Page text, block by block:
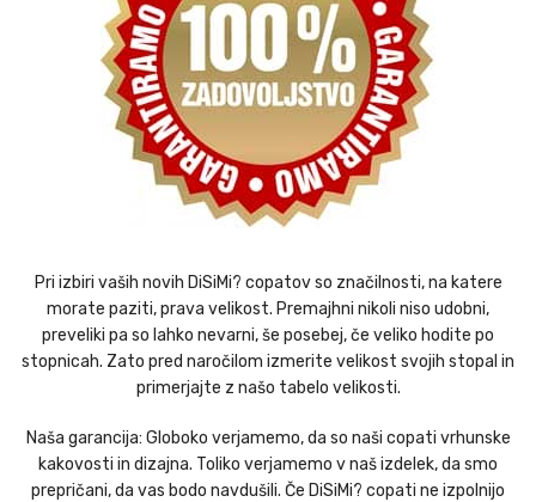
Pri izbiri vaših novih DiSiMi? copatov so značilnosti, na katere
morate paziti, prava velikost. Premajhni nikoli niso udobni,
preveliki pa so lahko nevarni, še posebej, če veliko hodite po
stopnicah. Zato pred naročilom izmerite velikost svojih stopal in
primerjajte z našo tabelo velikosti.
Naša garancija: Globoko verjamemo, da so naši copati vrhunske
kakovosti in dizajna. Toliko verjamemo v naš izdelek, da smo
prepričani, da vas bodo navdušili. Če DiSiMi? copati ne izpolnijo